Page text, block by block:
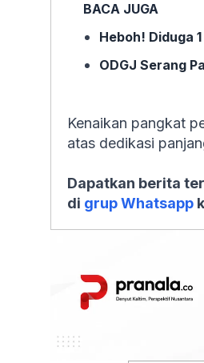
BACA JUGA
Heboh! Diduga
ODGJ Serang
Kenaikan pangkat
atas dedikasi
Dapatkan berita
di grup Whatsapp